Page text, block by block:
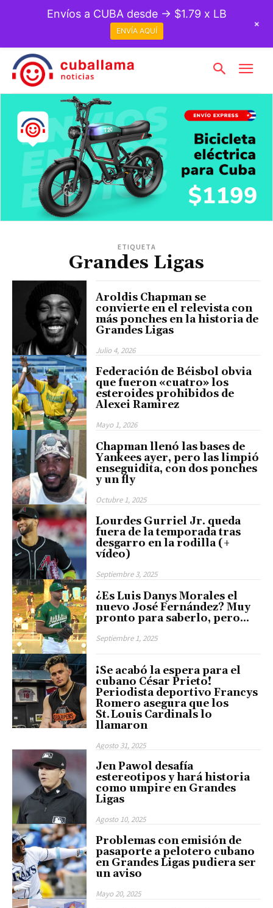
ETIQUETA
Grandes Ligas
Aroldis Chapman se
convierte en el relevista con
más ponches en la historia de
Grandes Ligas
Julio 4, 2026
Federación de Béisbol obvia
que fueron «cuatro» los
esteroides prohibidos de
Alexei Ramirez
Mayo 1, 2026
Chapman llenó las bases de
Yankees ayer, pero las limpió
enseguidita, con dos ponches
y un fly
Octubre 1, 2025
Lourdes Gurriel Jr. queda
fuera de la temporada tras
desgarro en la rodilla (+
vídeo)
Septiembre 3, 2025
¿Es Luis Danys Morales el
nuevo José Fernández? Muy
pronto para saberlo, pero…
Septiembre 1, 2025
¡Se acabó la espera para el
cubano César Prieto!
Periodista deportivo Francys
Romero asegura que los
St. Louis Cardinals lo
llamaron
Agosto 31, 2025
Jen Pawol desafía
estereotipos y hará historia
como umpire en Grandes
Ligas
Agosto 10, 2025
Problemas con emisión de
pasaporte a pelotero cubano
en Grandes Ligas pudiera ser
un aviso
Mayo 20, 2025
Envíos a CUBA desde → $1.79 x LB
ENVÍA AQUÍ
+